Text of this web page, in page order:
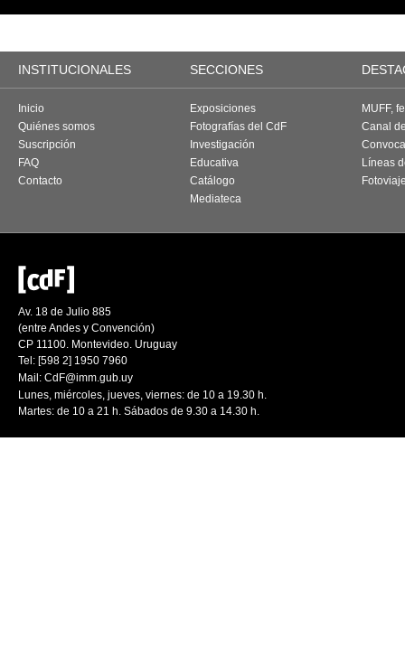
INSTITUCIONALES SECCIONES
Inicio
Quiénes somos
Suscripción
FAQ
Contacto
Exposiciones
Fotografías del CdF
Investigación
Educativa
Catálogo
Mediateca
MUFF,
Canal
Líneas
Av. 18 de Julio 885
(entre Andes y Convención)
CP 11100. Montevideo. Uruguay
Tel: [598 2] 1950 7960
Mail: CdF@imm.gub.uy
Lunes, miércoles, jueves, viernes: de 10 a 19.30 h.
Martes: de 10 a 21 h. Sábados de 9.30 a 14.30 h.